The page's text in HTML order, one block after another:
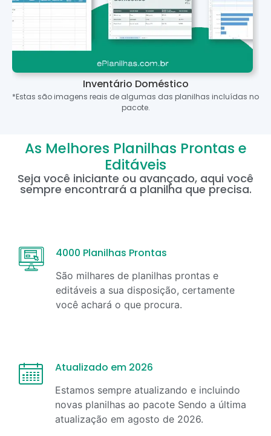
Inventário Doméstico
*Estas são imagens reais de algumas das planilhas incluídas no
pacote.
As Melhores Planilhas Prontas e
Editáveis
Seja você iniciante ou avançado, aqui você
sempre encontrará a planilha que precisa.
4000 Planilhas Prontas
São milhares de planilhas prontas e
editáveis a sua disposição, certamente
você achará o que procura.
Atualizado em 2026
Estamos sempre atualizando e incluindo
novas planilhas ao pacote Sendo a última
atualização em agosto de 2026.